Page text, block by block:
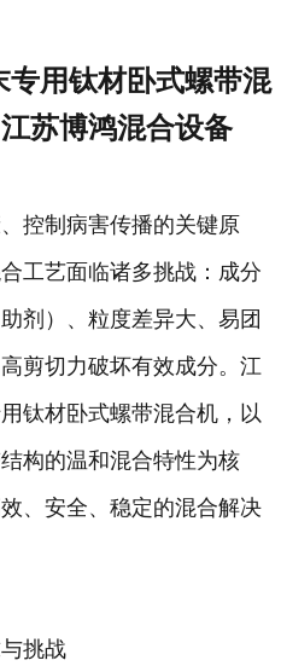
用钛材卧式螺带混
苏博鸿混合设备
控制病害传播的关键原
工艺面临诸多挑战：成分
剂）、粒度差异大、易团
剪切力破坏有效成分。江
钛材卧式螺带混合机，以
构的温和混合特性为核
、安全、稳定的混合解决
挑战